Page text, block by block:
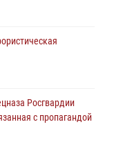
Росгвардии
с пропагандой